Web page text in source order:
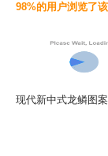
98%的用户浏览了
现代新中式龙鳞图